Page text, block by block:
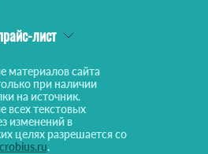
лист
материалов сайта
при наличии
на источник.
всех текстовых
изменений в
целях разрешается со
.